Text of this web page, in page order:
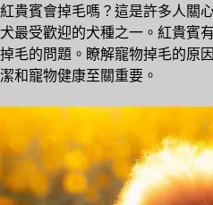
紅貴賓會掉毛嗎？這是許多人關
犬最受歡迎的犬種之一。紅貴賓
掉毛的問題。瞭解寵物掉毛的原
潔和寵物健康至關重要。